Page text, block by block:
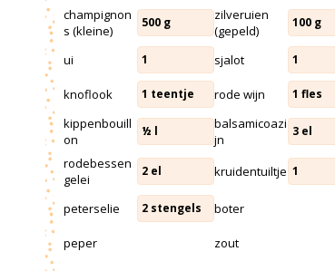
champignon
s (kleine)
500 g
zilveruien
(gepeld)
100 g
ui 1 sjalot 1
knoflook 1 teentje rode wijn 1 fles
kippenbouill
on
½ l
balsamicoazi
jn
3 el
rodebessen
gelei
2 el kruidentuiltje 1
peterselie 2 stengels boter
peper zout